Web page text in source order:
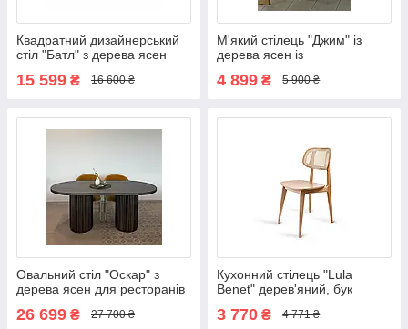
Квадратний дизайнерський
стіл "Батл" з дерева ясен
15 599 ₴ 16 600 ₴
М'який стілець "Джим" із
дерева ясен із
4 899 ₴ 5 900 ₴
Овальний стіл "Оскар" з
дерева ясен для ресторанів
26 699 ₴ 27 700 ₴
Кухонний стілець "Lula
Benet" дерев'яний, бук
3 770 ₴ 4 771 ₴